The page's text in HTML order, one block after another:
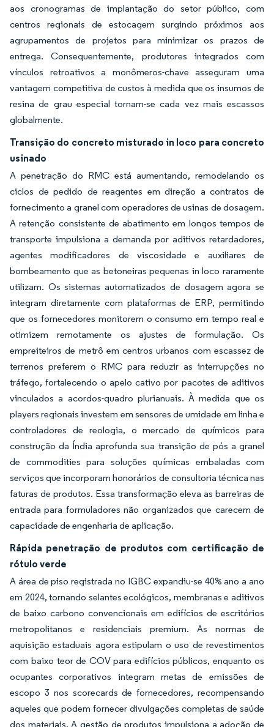
aos cronogramas de implantação do setor público, com
centros regionais de estocagem surgindo próximos aos
agrupamentos de projetos para minimizar os prazos de
entrega. Consequentemente, produtores integrados com
vínculos retroativos a monômeros-chave asseguram uma
vantagem competitiva de custos à medida que os insumos de
resina de grau especial tornam-se cada vez mais escassos
globalmente.
Transição do concreto misturado in loco para concreto
usinado
A penetração do RMC está aumentando, remodelando os
ciclos de pedido de reagentes em direção a contratos de
fornecimento a granel com operadores de usinas de dosagem.
A retenção consistente de abatimento em longos tempos de
transporte impulsiona a demanda por aditivos retardadores,
agentes modificadores de viscosidade e auxiliares de
bombeamento que as betoneiras pequenas in loco raramente
utilizam. Os sistemas automatizados de dosagem agora se
integram diretamente com plataformas de ERP, permitindo
que os fornecedores monitorem o consumo em tempo real e
otimizem remotamente os ajustes de formulação. Os
empreiteiros de metrô em centros urbanos com escassez de
terrenos preferem o RMC para reduzir as interrupções no
tráfego, fortalecendo o apelo cativo por pacotes de aditivos
vinculados a acordos-quadro plurianuais. À medida que os
players regionais investem em sensores de umidade em linha e
controladores de reologia, o mercado de químicos para
construção da Índia aprofunda sua transição de pós a granel
de commodities para soluções químicas embaladas com
serviços que incorporam honorários de consultoria técnica nas
faturas de produtos. Essa transformação eleva as barreiras de
entrada para formuladores não organizados que carecem de
capacidade de engenharia de aplicação.
Rápida penetração de produtos com certificação de
rótulo verde
A área de piso registrada no IGBC expandiu-se 40% ano a ano
em 2024, tornando selantes ecológicos, membranas e aditivos
de baixo carbono convencionais em edifícios de escritórios
metropolitanos e residenciais premium. As normas de
aquisição estaduais agora estipulam o uso de revestimentos
com baixo teor de COV para edifícios públicos, enquanto os
ocupantes corporativos integram metas de emissões de
escopo 3 nos scorecards de fornecedores, recompensando
aqueles que podem fornecer divulgações completas de saúde
dos materiais. A gestão de produtos impulsiona a adoção de